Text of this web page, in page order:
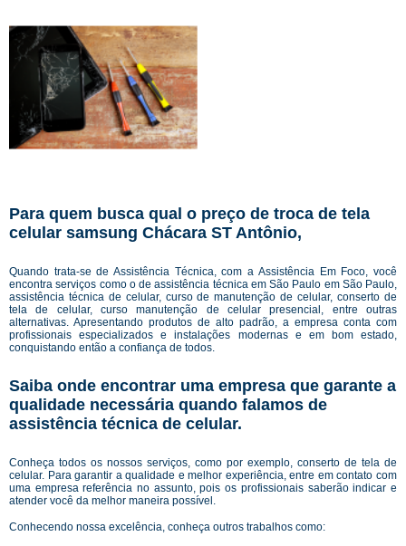
Para quem busca qual o preço de troca de tela
celular samsung Chácara ST Antônio,
Quando trata-se de Assistência Técnica, com a Assistência Em Foco, você
encontra serviços como o de assistência técnica em São Paulo em São Paulo,
assistência técnica de celular, curso de manutenção de celular, conserto de
tela de celular, curso manutenção de celular presencial, entre outras
alternativas. Apresentando produtos de alto padrão, a empresa conta com
profissionais especializados e instalações modernas e em bom estado,
conquistando então a confiança de todos.
Saiba onde encontrar uma empresa que garante a
qualidade necessária quando falamos de
assistência técnica de celular.
Conheça todos os nossos serviços, como por exemplo, conserto de tela de
celular. Para garantir a qualidade e melhor experiência, entre em contato com
uma empresa referência no assunto, pois os profissionais saberão indicar e
atender você da melhor maneira possível.
Conhecendo nossa excelência, conheça outros trabalhos como: